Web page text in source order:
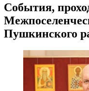
События,
Пушкинского